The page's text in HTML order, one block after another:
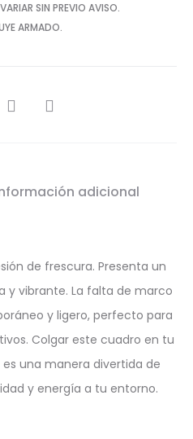
SIN PREVIO AVISO.
ARMADO.
adicional
de frescura. Presenta un
y vibrante. La falta de marco
y ligero, perfecto para
Colgar este cuadro en tu
una manera divertida de
y energía a tu entorno.